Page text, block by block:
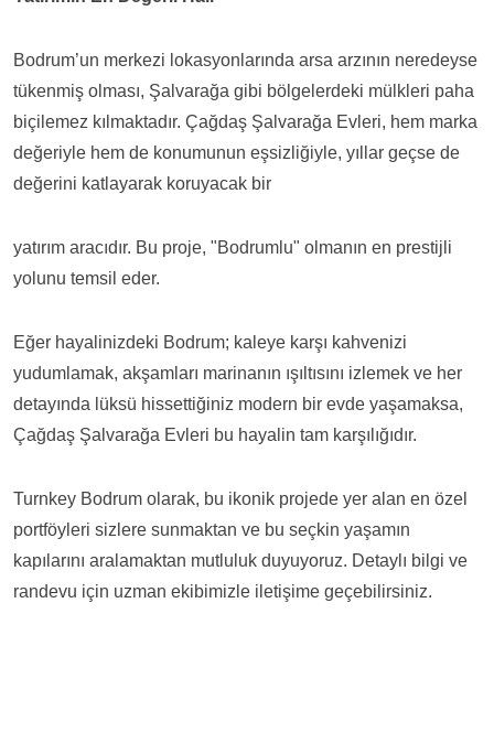
Bodrum’un merkezi lokasyonlarında arsa arzının neredeyse
tükenmiş olması, Şalvarağa gibi bölgelerdeki mülkleri paha
biçilemez kılmaktadır. Çağdaş Şalvarağa Evleri, hem marka
değeriyle hem de konumunun eşsizliğiyle, yıllar geçse de
değerini katlayarak koruyacak bir
yatırım aracıdır. Bu proje, "Bodrumlu" olmanın en prestijli
yolunu temsil eder.
Eğer hayalinizdeki Bodrum; kaleye karşı kahvenizi
yudumlamak, akşamları marinanın ışıltısını izlemek ve her
detayında lüksü hissettiğiniz modern bir evde yaşamaksa,
Çağdaş Şalvarağa Evleri bu hayalin tam karşılığıdır.
Turnkey Bodrum olarak, bu ikonik projede yer alan en özel
portföyleri sizlere sunmaktan ve bu seçkin yaşamın
kapılarını aralamaktan mutluluk duyuyoruz. Detaylı bilgi ve
randevu için uzman ekibimizle iletişime geçebilirsiniz.